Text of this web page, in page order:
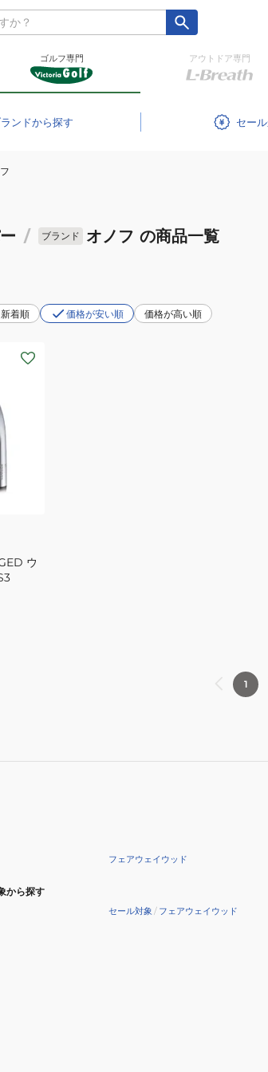
ゴルフ専門 アウトドア専門
ンド セール
/ ブランド オノフ の商品一覧
新着順 価格が安い順 価格が高い順
ウ
1
フェアウェイウッド
から探す
セール対象 / フェアウェイウッド